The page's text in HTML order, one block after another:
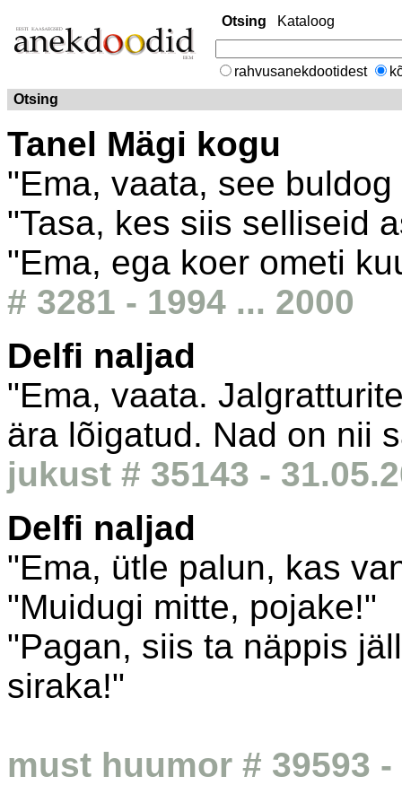
Otsing Kataloog
rahvusanekdootidest
Otsing
Tanel Mägi kogu
"Ema, vaata, see
"Tasa, kes siis selliseid
"Ema, ega koer ometi
# 3281 - 1994 ... 2000
Delfi naljad
"Ema, vaata.
ära lõigatud. Nad on nii
jukust # 35143 -
Delfi naljad
"Ema, ütle palun, kas
"Muidugi mitte, pojake!"
"Pagan, siis ta näppis
siraka!"
must huumor # 39593 -